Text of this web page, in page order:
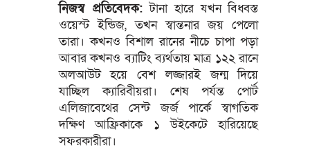
নিজস্ব প্রতিবেদক: টানা হারে যখন বিধ্বস্ত
ওয়েস্ট ইন্ডিজ, তখন স্বান্তনার জয় পেলো
তারা। কখনও বিশাল রানের নীচে চাপা পড়া
আবার কখনও ব্যাটিং ব্যর্থতায় মাত্র ১২২ রানে
অলআউট হয়ে বেশ লজ্জারই জন্ম দিয়ে
যাচ্ছিল ক্যারিবীয়রা। শেষ পর্যন্ত পোর্ট
এলিজাবেথের সেন্ট জর্জ পার্কে স্বাগতিক
দক্ষিণ আফ্রিকাকে ১ উইকেটে হারিয়েছে
সফরকারীরা।